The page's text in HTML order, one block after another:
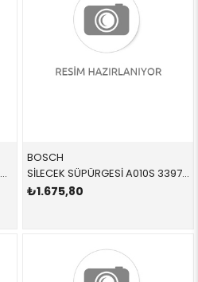
SİLECEK SÜPÜRGESİ 3397004559 61623428599 61623428599 E83 ARKA 2007-2013
BOSCH
SİLECEK SÜPÜRGESİ A010S 3397014010 61612349870 61615A43587 F32,F82,F33,F83,F36 TAKIM ÖN 2014-
₺1.675,80